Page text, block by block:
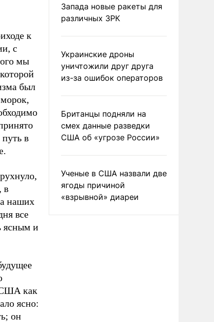
к
с
мы
был
в
в
наших
все
ясным и
США как
ясно:
он
Запада новые ракеты для
различных ЗРК
Украинские дроны
уничтожили друг друга
из-за ошибок операторов
Британцы подняли на
смех данные разведки
США об «угрозе России»
Ученые в США назвали две
ягоды причиной
«взрывной» диареи